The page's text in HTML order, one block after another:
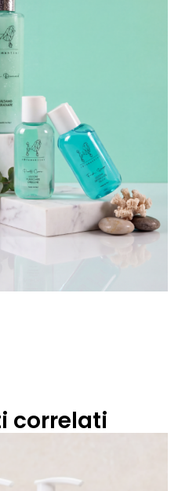
correlati